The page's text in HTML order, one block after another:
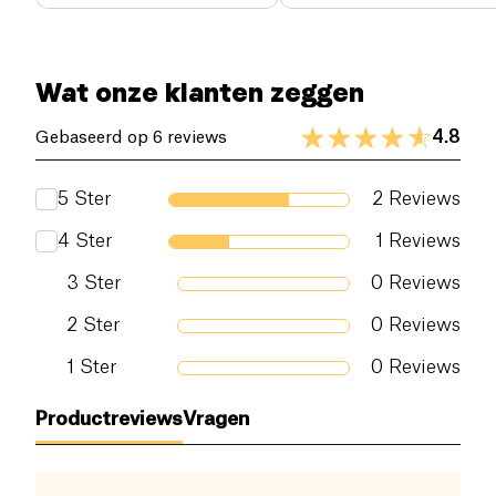
Wat onze klanten zeggen
Gebaseerd op 6 reviews 4.8
5 Ster 2 Reviews
4 Ster 1 Reviews
3 Ster 0 Reviews
2 Ster 0 Reviews
1 Ster 0 Reviews
ProductreviewsVragen